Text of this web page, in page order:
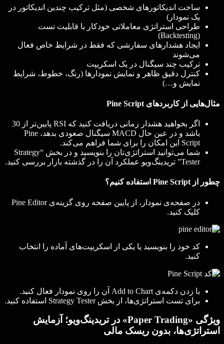
ساخت اندیکاتورهای شخصی (مثل ترکیب چندین اندیکاتور در
یک نمودار)
طراحی استراتژی معاملاتی خودکار با قابلیت تست
(Backtesting)
ایجاد هشدارهای سفارشی که فقط در شرایط خاص فعال
می‌شوند
ترکیب چند سیگنال در یک اسکریپت
کنترل دقیق ظاهر و نمایش نمودارها (رنگ، خطوط، شرایط
نمایش و…)
مثال‌هایی از کاربردهای Pine Script
اگر بخواهید هشدار زمانی دریافت کنید که RSI پایین‌تر از 30
باشد و در عین حال MACD سیگنال صعودی بدهد، Pine
Script این امکان را برای شما فراهم می‌کند.
شما می‌توانید استراتژی‌تان را بنویسید و در بخش “Strategy
Tester” تریدینگ‌ویو عملکرد آن را در گذشته بازار بررسی کنید.
چطور از Pine Script استفاده کنیم؟
در صفحه‌ی نمودار، از پایین صفحه روی گزینه‌ی Pine Editor
کلیک کنید.
کد خود را بنویسید یا یکی از اسکریپت‌های آماده را انتخاب
کنید.
با زدن دکمه‌ی Add to Chart آن را روی نمودار فعال کنید.
برای تست استراتژی‌ها، از بخش Strategy Tester استفاده کنید.
ویژگی «Paper Trading» در تریدینگ‌ویو؛ آزمایش
استراتژی‌ها، بدون ریسک مالی